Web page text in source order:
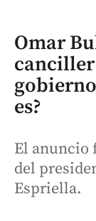
Omar
es?
El anuncio
del
Espriella.